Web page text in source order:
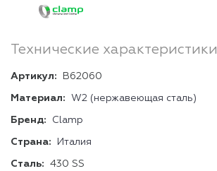
Технические характеристики
Артикул: B62060
Материал: W2 (нержавеющая сталь)
Бренд: Clamp
Страна: Италия
Сталь: 430 SS